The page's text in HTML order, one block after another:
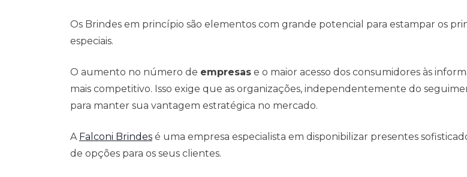
Os Brindes em princípio são elementos com grande potencial para estampar os
especiais.
O aumento no número de empresas e o maior acesso dos consumidores às
mais competitivo. Isso exige que as organizações, independentemente do
para manter sua vantagem estratégica no mercado.
A Falconi Brindes é uma empresa especialista em disponibilizar presentes
de opções para os seus clientes.